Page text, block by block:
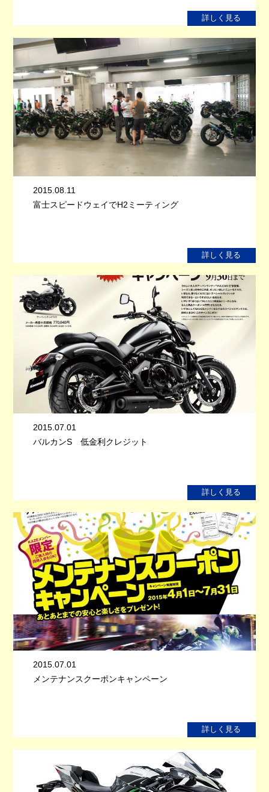
詳しく見る
2015.08.11
富士スピードウェイでH2ミーティング
詳しく見る
2015.07.01
バルカンS 低金利クレジット
詳しく見る
2015.07.01
メンテナンスクーポンキャンペーン
詳しく見る